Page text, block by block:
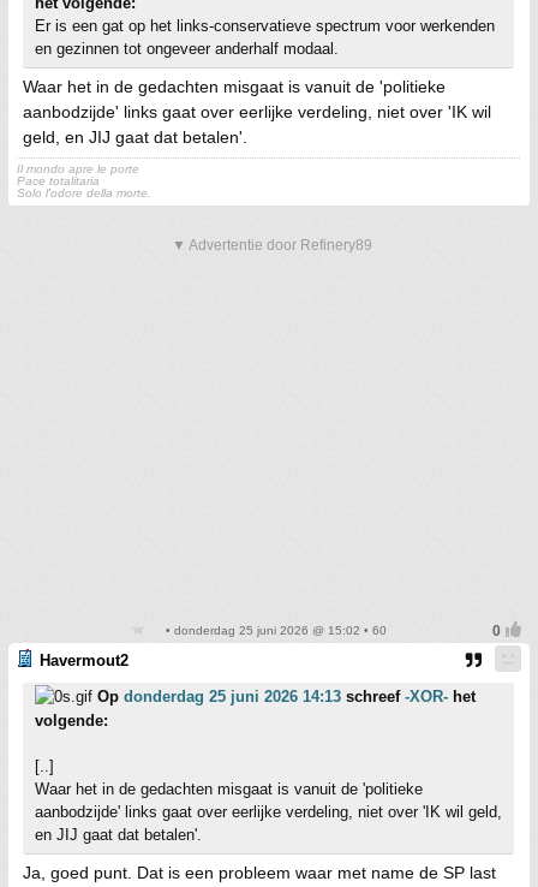
Er is een gat op het links-conservatieve spectrum voor werkenden
en gezinnen tot ongeveer anderhalf modaal.
Waar het in de gedachten misgaat is vanuit de 'politieke
aanbodzijde' links gaat over eerlijke verdeling, niet over 'IK wil
geld, en JIJ gaat dat betalen'.
Il mondo apre le porte
Pace totalitaria
Solo l'odore della morte.
▼ Advertentie door Refinery89
• donderdag 25 juni 2026 @ 15:02 • 60
Havermout2
Op donderdag 25 juni 2026 14:13 schreef -XOR- het
volgende:
[..]
Waar het in de gedachten misgaat is vanuit de 'politieke
aanbodzijde' links gaat over eerlijke verdeling, niet over 'IK wil geld,
en JIJ gaat dat betalen'.
Ja, goed punt. Dat is een probleem waar met name de SP last